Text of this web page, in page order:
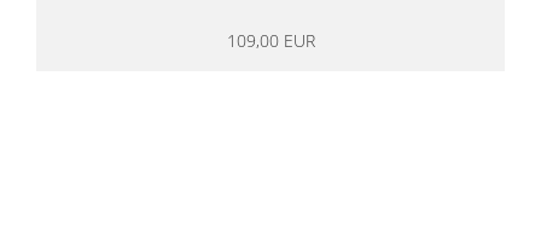
109,00 EUR